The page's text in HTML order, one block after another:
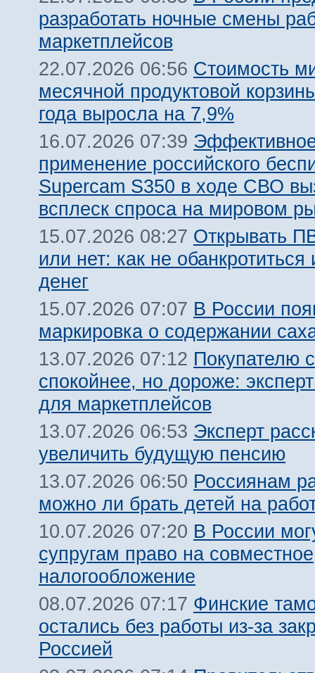
разработать ночные смены
маркетплейсов
22.07.2026 06:56 Стоимость
месячной продуктовой
года выросла на 7,9%
16.07.2026 07:39
применение российского
Supercam S350 в ходе СВО
всплеск спроса на мировом
15.07.2026 08:27 Открывать
или нет: как не обанкротиться
денег
15.07.2026 07:07 В России
маркировка о содержании
13.07.2026 07:12 Покупателю
спокойнее, но дороже:
для маркетплейсов
13.07.2026 06:53 Эксперт
увеличить будущую пенсию
13.07.2026 06:50 Россиянам
можно ли брать детей на
10.07.2026 07:20 В России
супругам право на совместное
налогообложение
08.07.2026 07:17 Финские
остались без работы из-за
Россией